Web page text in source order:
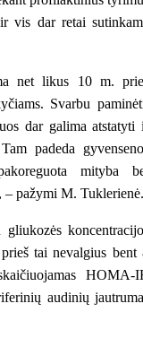
vis dar retai
net likus 10 m.
Svarbu
dar galima atstatyti
padeda
mityba
pažymi M. Tuklerienė.
tai nevalgius bent
HOMA-
audinių